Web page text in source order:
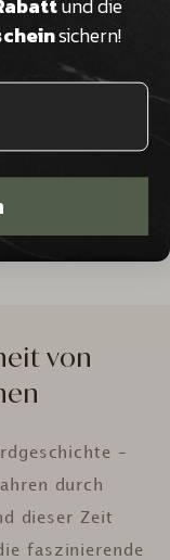
die
in
Sie
von
–
durch
dieser Zeit
faszinierende
und die
sichern!